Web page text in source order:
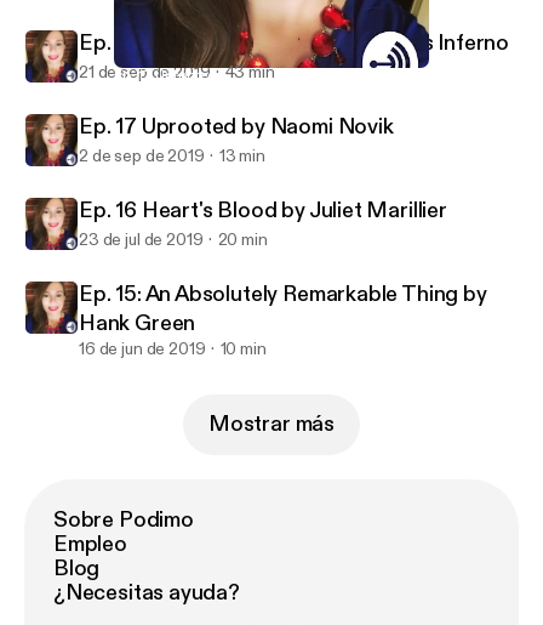
Ep. 17 Uprooted by Naomi Novik
Ep. 18 The Hating Game vs. Gabriel’s Inferno
21 de sep de 2019 43 min
Ep. 17 Uprooted by Naomi Novik
2 de sep de 2019 13 min
Ep. 16 Heart's Blood by Juliet Marillier
23 de jul de 2019 20 min
Ep. 15: An Absolutely Remarkable Thing by
Hank Green
16 de jun de 2019 10 min
Mostrar más
Sobre Podimo
Empleo
Blog
¿Necesitas ayuda?